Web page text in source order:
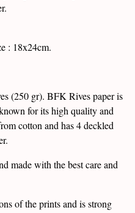
: 18x24cm.
(250 gr). BFK Rives paper is
for its high quality and
cotton and has 4 deckled
made with the best care and
of the prints and is strong